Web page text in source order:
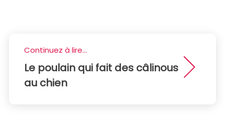
Continuez à lire...
Le poulain qui fait des câlinous
au chien